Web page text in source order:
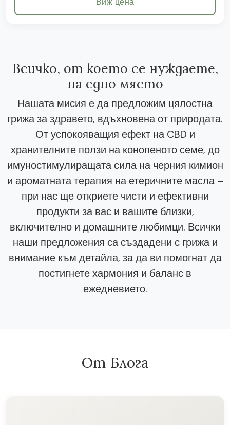
Всичко, от което се нуждаете,
на едно място
Нашата мисия е да предложим цялостна
грижа за здравето, вдъхновена от природата.
От успокояващия ефект на CBD и
хранителните ползи на конопеното семе, до
имуностимулиращата сила на черния кимион
и ароматната терапия на етеричните масла –
при нас ще откриете чисти и ефективни
продукти за вас и вашите близки,
включително и домашните любимци. Всички
наши предложения са създадени с грижа и
внимание към детайла, за да ви помогнат да
постигнете хармония и баланс в
ежедневието.
От Блога